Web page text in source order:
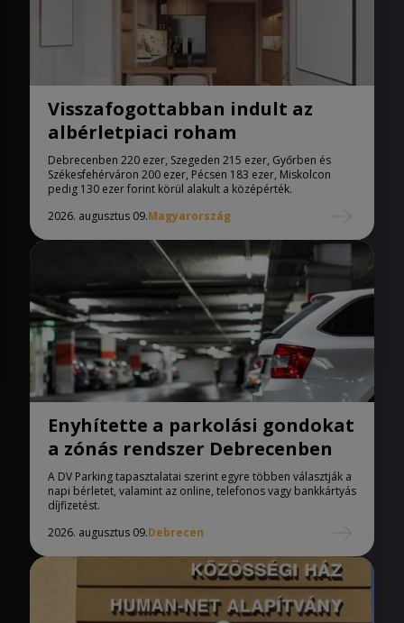
Visszafogottabban indult az
albérletpiaci roham
Debrecenben 220 ezer, Szegeden 215 ezer, Győrben és
Székesfehérváron 200 ezer, Pécsen 183 ezer, Miskolcon
pedig 130 ezer forint körül alakult a középérték.
2026. augusztus 09.Magyarország
Enyhítette a parkolási gondokat
a zónás rendszer Debrecenben
A DV Parking tapasztalatai szerint egyre többen választják a
napi bérletet, valamint az online, telefonos vagy bankkártyás
díjfizetést.
2026. augusztus 09.Debrecen